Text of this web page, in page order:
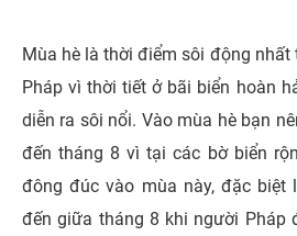
Mùa hè là thời điểm sôi động nhất
Pháp vì thời tiết ở bãi biển hoàn
diễn ra sôi nổi. Vào mùa hè bạn
đến tháng 8 vì tại các bờ biển
đông đúc vào mùa này, đặc biệt
đến giữa tháng 8 khi người Pháp